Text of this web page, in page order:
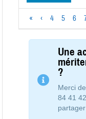
« ‹ 4 5 6
Une
?
Merci
84 41